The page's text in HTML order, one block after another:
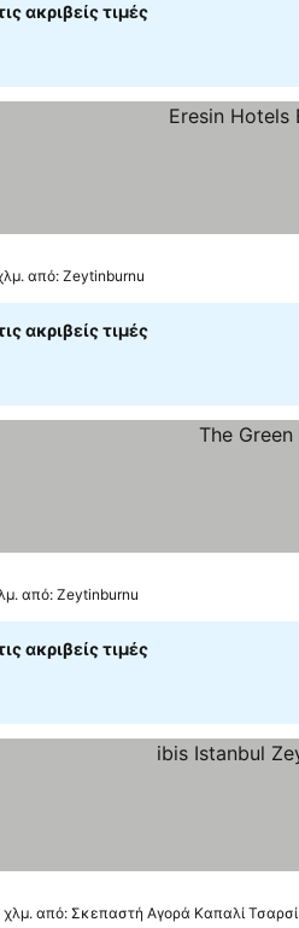
ακριβείς τιμές
τιμών
από: Zeytinburnu
ακριβείς τιμές
από: Zeytinburnu
ακριβείς τιμές
χλμ. από: Σκεπαστή Αγορά Καπαλί Τσαρσί